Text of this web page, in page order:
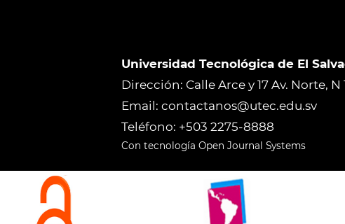
Universidad Tecnológica de El
Dirección: Calle Arce y 17 Av. Norte,
Email: contactanos@utec.edu.sv
Teléfono: +503 2275-8888
Con tecnología Open Journal Systems